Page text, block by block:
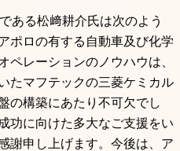
ある松﨑耕介氏は次のよう
ポロの有する自動車及び化学
ペレーションのノウハウは、
たマフテックの三菱ケミカル
の構築にあたり不可欠でし
功に向けた多大なご支援をい
謝申し上げます。今後は、ア